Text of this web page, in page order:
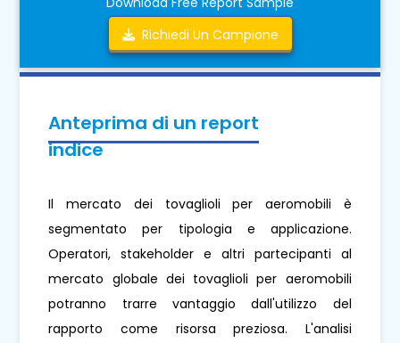
Richiedi Un Campione
Anteprima di un report
indice
Il mercato dei tovaglioli per aeromobili è
segmentato per tipologia e applicazione.
Operatori, stakeholder e altri partecipanti al
mercato globale dei tovaglioli per aeromobili
potranno trarre vantaggio dall'utilizzo del
rapporto come risorsa preziosa. L'analisi